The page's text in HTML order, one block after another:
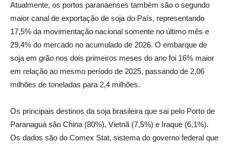
Atualmente, os portos paranaenses também são o segundo
maior canal de exportação de soja do País, representando
17,5% da movimentação nacional somente no último mês e
29,4% do mercado no acumulado de 2026. O embarque de
soja em grão nos dois primeiros meses do ano foi 16% maior
em relação ao mesmo período de 2025, passando de 2,06
milhões de toneladas para 2,4 milhões.
Os principais destinos da soja brasileira que sai pelo Porto de
Paranaguá são China (80%), Vietnã (7,5%) e Iraque (6,1%).
Os dados são do Comex Stat, sistema do governo federal que